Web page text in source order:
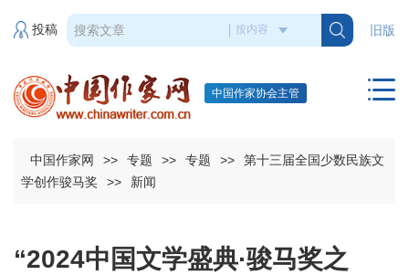
旧版
投稿
中国作家协会主管
中国作家网 >> 专题 >> 专题 >>
第十三届全国少数民族文
学创作骏马奖
>> 新闻
“2024中国文学盛典·骏马奖之